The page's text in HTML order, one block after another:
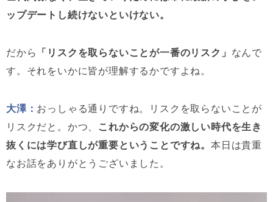
ップデートし続けないといけない。
だから 「リスクを取らないことが一番のリスク」 なんで
す。それをいかに皆が理解するかですよね。
大澤： おっしゃる通りですね。リスクを取らないことが
リスクだと。かつ、
これからの変化の激しい時代を生き
抜くには学び直しが重要ということですね。 本日は貴重
なお話をありがとうございました。